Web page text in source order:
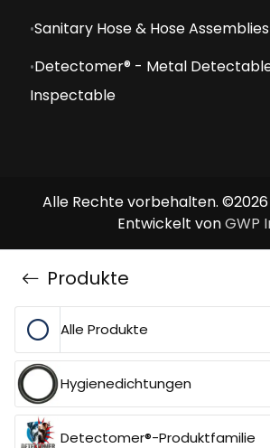
Sanitary Hose & Hose Assemblies
Detectomer® - Metal
Inspectable
Alle Rechte vorbehalten.
Entwickelt vonGWP
Produkte
Alle Produkte
Hygienedichtungen
Detectomer®-Produktfamilie